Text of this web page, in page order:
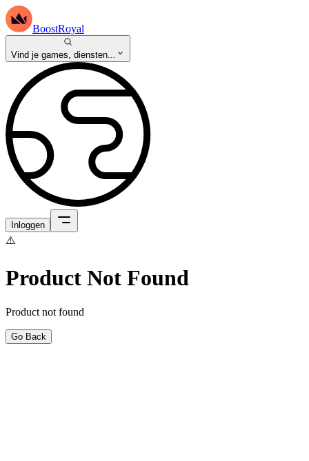
BoostRoyal
Vind je games, diensten...
Inloggen
⚠️
Product Not Found
Product not found
Go Back